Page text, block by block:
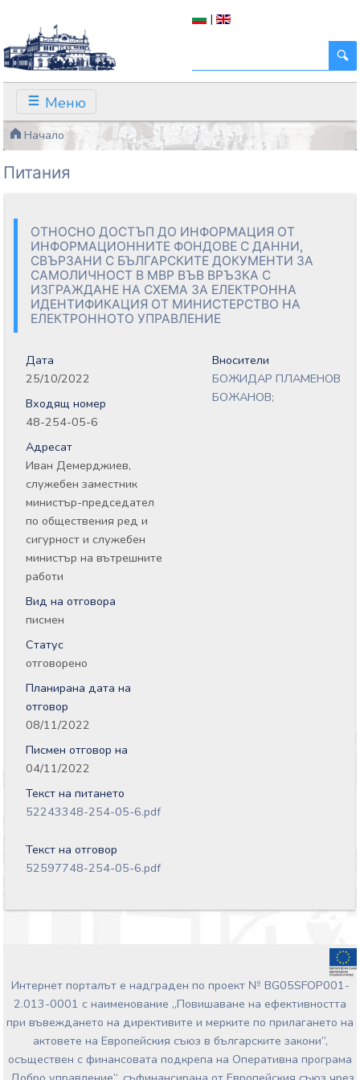
|
Меню
Начало
Питания
ОТНОСНО ДОСТЪП ДО ИНФОРМАЦИЯ ОТ
ИНФОРМАЦИОННИТЕ ФОНДОВЕ С ДАННИ,
СВЪРЗАНИ С БЪЛГАРСКИТЕ ДОКУМЕНТИ ЗА
САМОЛИЧНОСТ В МВР ВЪВ ВРЪЗКА С
ИЗГРАЖДАНЕ НА СХЕМА ЗА ЕЛЕКТРОННА
ИДЕНТИФИКАЦИЯ ОТ МИНИСТЕРСТВО НА
ЕЛЕКТРОННОТО УПРАВЛЕНИЕ
Дата
25/10/2022
Входящ номер
48-254-05-6
Адресат
Иван Демерджиев,
служебен заместник
министър-председател
по обществения ред и
сигурност и служебен
министър на вътрешните
работи
Вид на отговора
писмен
Статус
отговорено
Планирана дата на
отговор
08/11/2022
Писмен отговор на
04/11/2022
Текст на питането
52243348-254-05-6.pdf
Текст на отговор
52597748-254-05-6.pdf
Вносители
БОЖИДАР ПЛАМЕНОВ
БОЖАНОВ;
Интернет порталът е надграден по проект № BG05SFOP001-
2.013-0001 с наименование „Повишаване на ефективността
при въвеждането на директивите и мерките по прилагането на
актовете на Европейския съюз в българските закони”,
осъществен с финансовата подкрепа на Оперативна програма